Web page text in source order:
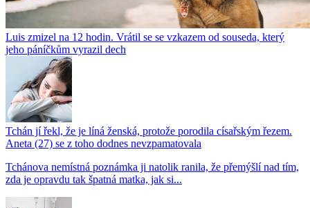
Luis zmizel na 12 hodin. Vrátil se se vzkazem od souseda, který
jeho páníčkům vyrazil dech
Tchán jí řekl, že je líná ženská, protože porodila císařským řezem.
Aneta (27) se z toho dodnes nevzpamatovala
Tchánova nemístná poznámka ji natolik ranila, že přemýšlí nad tím,
zda je opravdu tak špatná matka, jak si...